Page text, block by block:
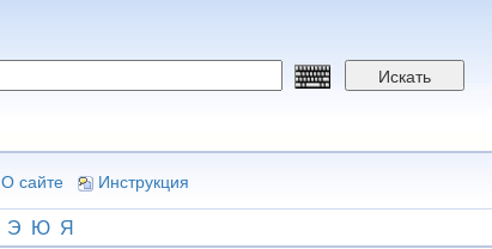
Искать
О сайте Инструкция
Э Ю Я